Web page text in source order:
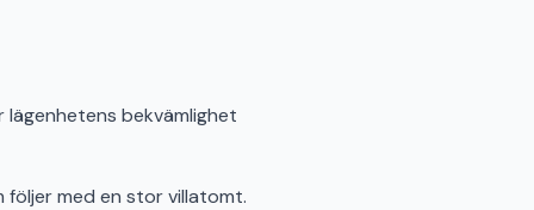
lägenhetens bekvämlighet
följer med en stor villatomt.